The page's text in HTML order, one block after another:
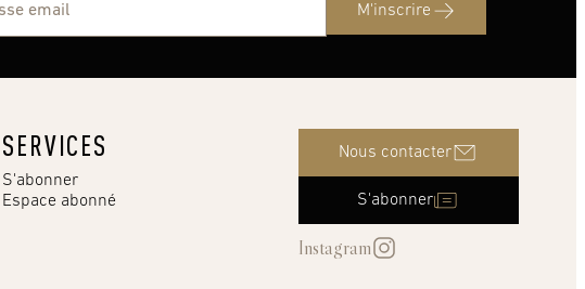
M'inscrire
SERVICES
S'abonner
Espace abonné
Nous contacter
S'abonner
Instagram